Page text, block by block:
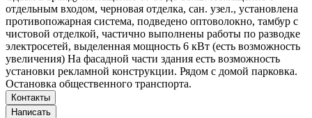
отдельным входом, черновая отделка, сан. узел., установлена
противопожарная система, подведено оптоволокно, тамбур с
чистовой отделкой, частично выполнены работы по разводке
электросетей, выделенная мощность 6 кВт (есть возможность
увеличения) На фасадной части здания есть возможность
установки рекламной конструкции. Рядом с домой парковка.
Остановка общественного транспорта.
Контакты
Написать